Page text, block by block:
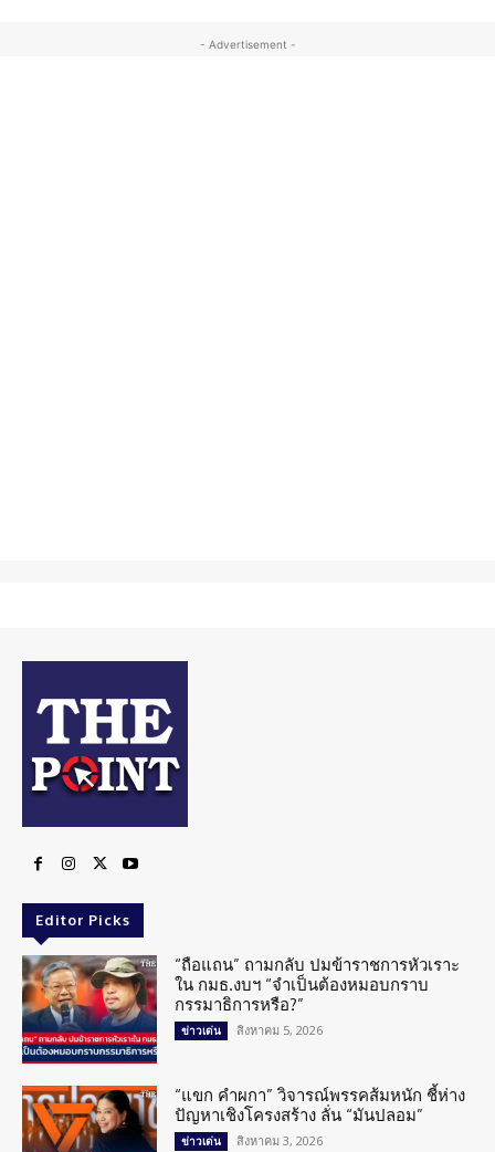
- Advertisement -
Editor Picks
“ถือแถน” ถามกลับ ปมข้าราชการหัวเราะ
ใน กมธ.งบฯ “จำเป็นต้องหมอบกราบ
กรรมาธิการหรือ?”
ข่าวเด่น สิงหาคม 5, 2026
“แขก คำผกา” วิจารณ์พรรคส้มหนัก ชี้ห่าง
ปัญหาเชิงโครงสร้าง ลั่น “มันปลอม”
ข่าวเด่น สิงหาคม 3, 2026